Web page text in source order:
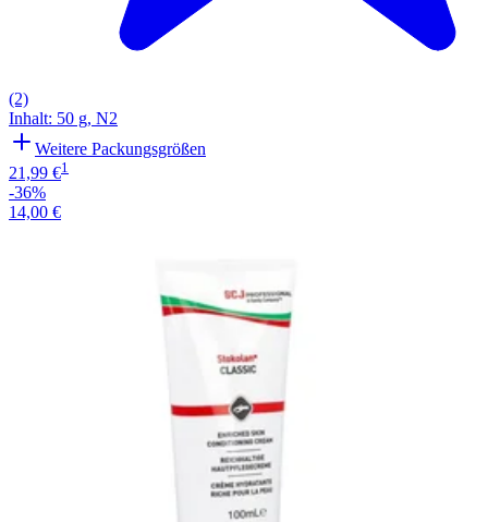
(2)
Inhalt: 50 g, N2
Weitere Packungsgrößen
21,99 €1
-36%
14,00 €